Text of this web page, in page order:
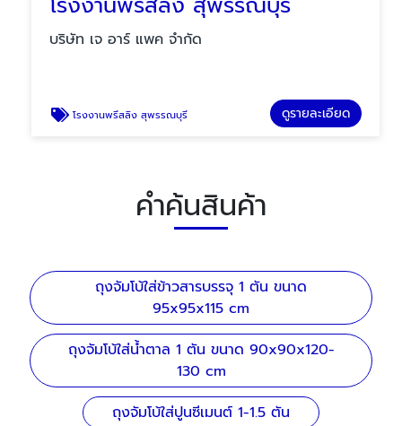
บริษัท เจ อาร์ แพค จำกัด
โรงงานพรีสลิง สุพรรณบุรี ดูรายละเอียด
คำค้นสินค้า
ถุงจัมโบ้ใส่ข้าวสารบรรจุ 1 ตัน ขนาด
95x95x115 cm
ถุงจัมโบ้ใส่น้ำตาล 1 ตัน ขนาด 90x90x120-
130 cm
ถุงจัมโบ้ใส่ปูนซีเมนต์ 1-1.5 ตัน